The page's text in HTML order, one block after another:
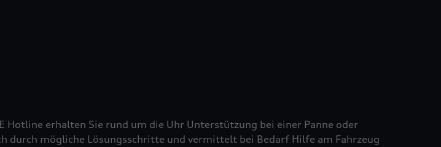
erhalten Sie rund um die Uhr Unterstützung bei einer Panne oder
durch mögliche Lösungsschritte und vermittelt bei Bedarf Hilfe am Fahrzeug